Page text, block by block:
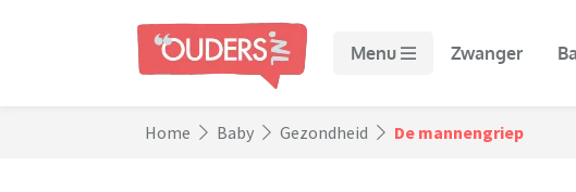
Menu Zwanger
Home Baby Gezondheid De mannengriep